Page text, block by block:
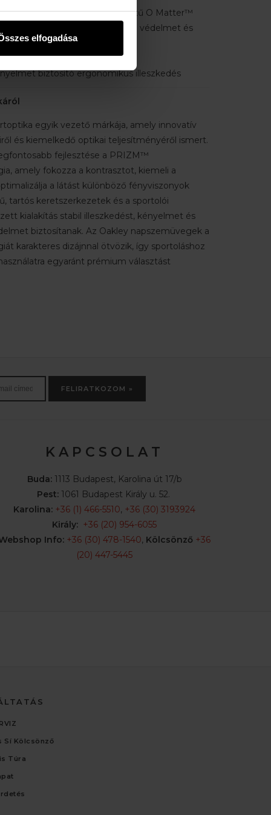
elfogadása
keret –A könnyű szerkezetű O Matter™
és rugalmas, valamint kiváló védelmet és
biztosító ergonomikus illeszkedés
egyik vezető márkája, amely innovatív
és kiemelkedő optikai teljesítményéről ismert.
fejlesztése a PRIZM™
amely fokozza a kontrasztot, kiemeli a
a látást különböző fényviszonyok
tartós keretszerkezetek és a sportolói
kialakítás stabil illeszkedést, kényelmet és
biztosítanak. Az Oakley napszemüvegek a
karakteres dizájnnal ötvözik, így sportoláshoz
egyaránt prémium választást
FELIRATKOZOM »
K A P C S O L A T
Buda:1113 Budapest, Karolina út 17/b
Pest:1061 Budapest Király u. 52.
Karolina: +36 (1) 466-5510, +36 (30) 3193924
Király: +36 (20) 954-6055
Info: +36 (30) 478-1540, Kölcsönző +36
(20) 447-5445
Sí Kölcsönző
Túra